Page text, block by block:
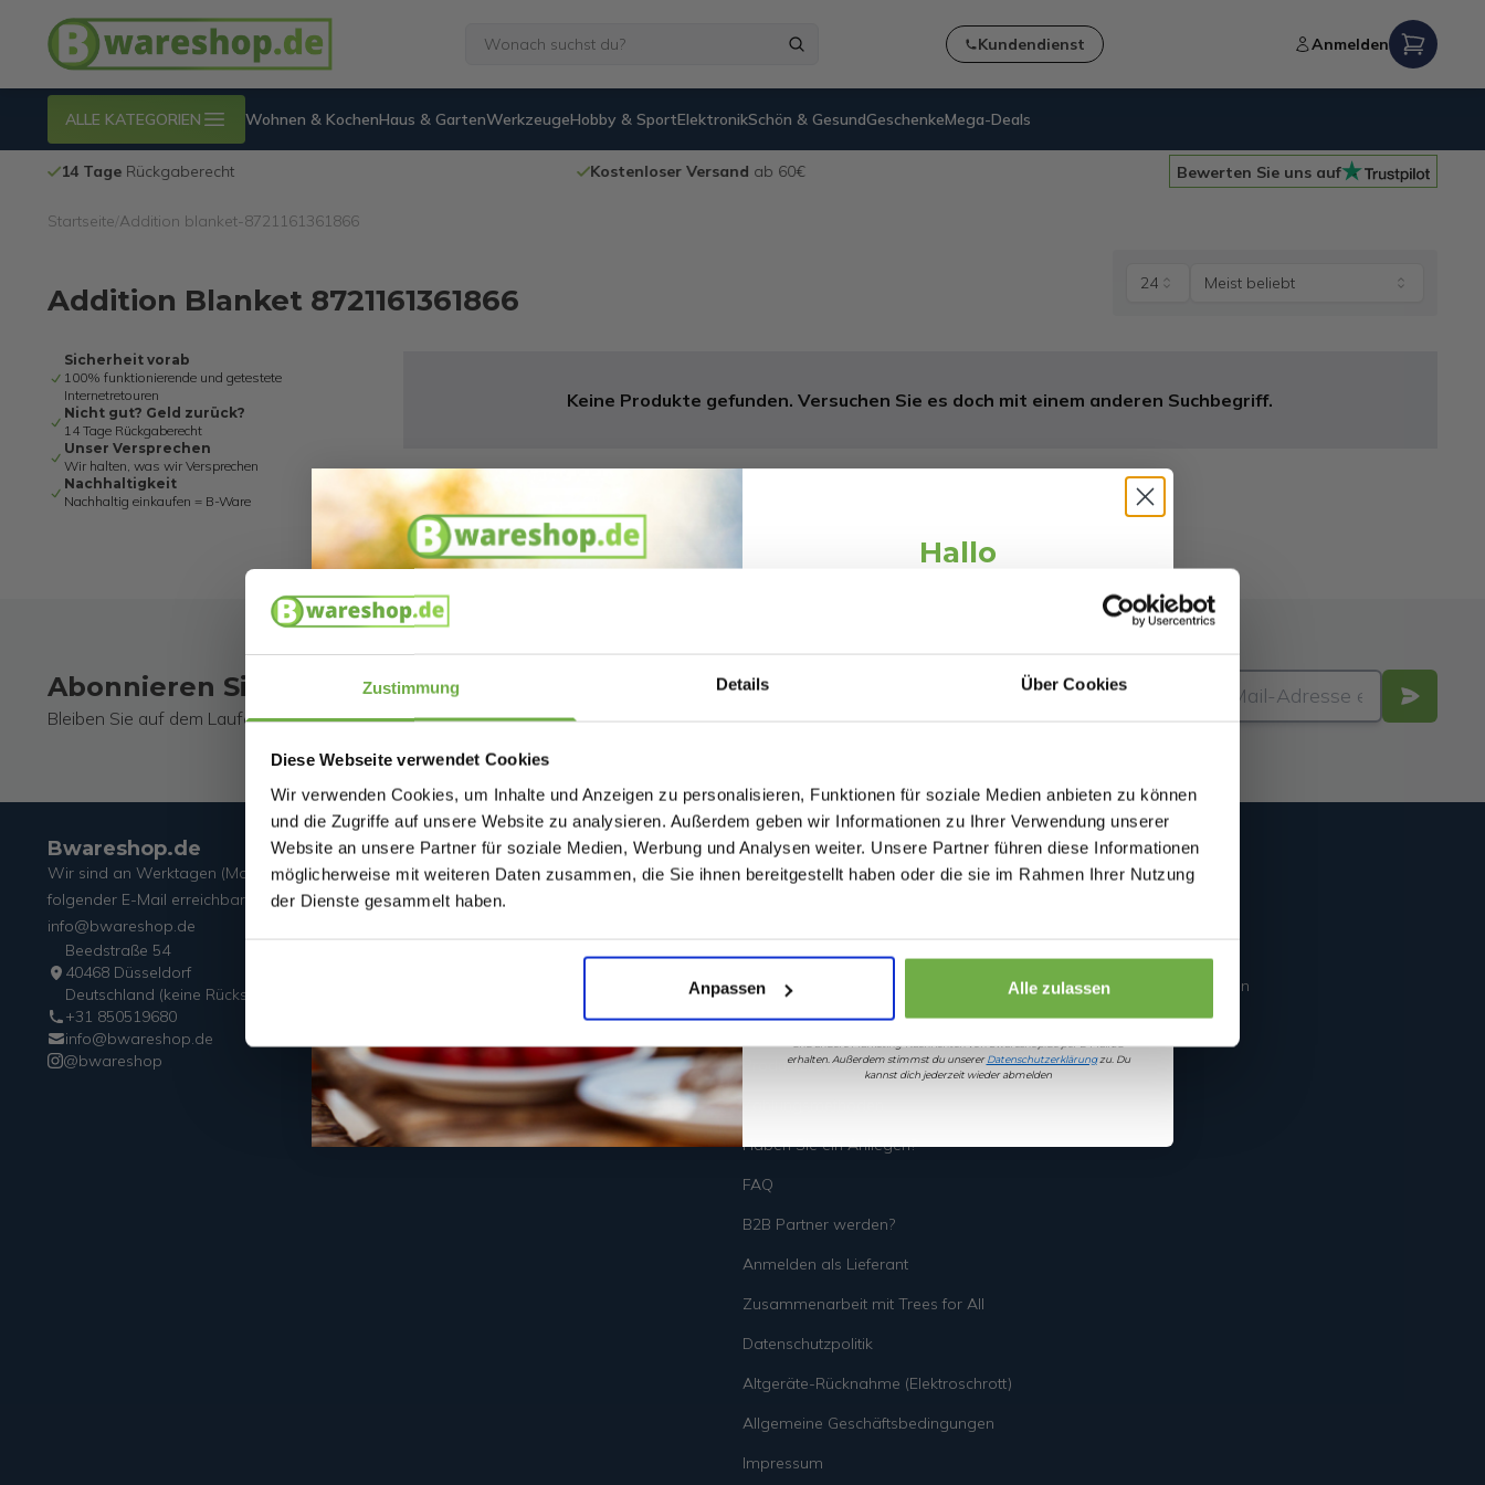
Zustimmung Details Über Cookies
Diese Webseite verwendet Cookies
Wir verwenden Cookies, um Inhalte und Anzeigen zu personalisieren, Funktionen für soziale Medien anbieten zu können
und die Zugriffe auf unsere Website zu analysieren. Außerdem geben wir Informationen zu Ihrer Verwendung unserer
Website an unsere Partner für soziale Medien, Werbung und Analysen weiter. Unsere Partner führen diese Informationen
möglicherweise mit weiteren Daten zusammen, die Sie ihnen bereitgestellt haben oder die sie im Rahmen Ihrer Nutzung
der Dienste gesammelt haben.
Anpassen Alle zulassen
Kundendienst Anmelden
ALLE KATEGORIEN Wohnen & KochenHaus & GartenWerkzeugeHobby & SportElektronikSchön & GesundGeschenkeMega-Deals
14 Tage Rückgaberecht Kostenloser Versand ab 60€ Nachhaltigkeit= B-Ware
Bewerten Sie uns auf
Startseite Addition blanket-8721161361866
Addition Blanket 8721161361866 24 Meist beliebt
Sicherheit vorab
100% funktionierende und getestete
Internetretouren
Nicht gut? Geld zurück?
14 Tage Rückgaberecht
Unser Versprechen
Wir halten, was wir Versprechen
Nachhaltigkeit
Nachhaltig einkaufen = B-Ware
Keine Produkte gefunden. Versuchen Sie es doch mit einem anderen Suchbegriff.
Abonnieren Sie unseren Newsletter
Bleiben Sie auf dem Laufenden über unsere neuesten Aktionen!
Bwareshop.de
Wir sind an Werktagen (Mo. bis Fr.) unter
folgender E-Mail erreichbar:
info@bwareshop.de
Beedstraße 54
40468 Düsseldorf
Deutschland (keine Rücksendeadresse)
+31 850519680
info@bwareshop.de
@bwareshop
Informationen
Kundendienst
Stornierung & Retourenpolitik
Wiederrufsbelehrung
Produktzustände
Haben Sie ein Anliegen?
FAQ
B2B Partner werden?
Anmelden als Lieferant
Zusammenarbeit mit Trees for All
Datenschutzpolitik
Altgeräte-Rücknahme (Elektroschrott)
Allgemeine Geschäftsbedingungen
Impressum
Mein Account
Meine Bestellungen
Accountinformationen
Hallo
Schnäppchenjäger 👋
Willkommensrabatt.
Rabatten bis zu 70%.
Sicher dir 5 € Rabatt
erhalten. Außerdem stimmst du unsererDatenschutzerklärungzu. Du
kannst dich jederzeit wieder abmelden